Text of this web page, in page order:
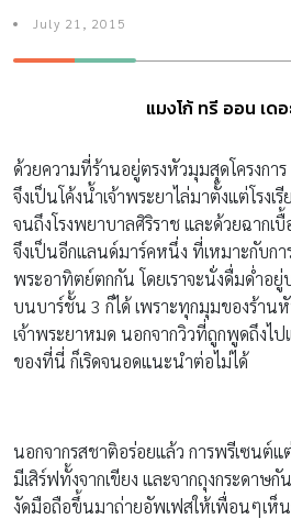
July 21, 2015
แมงโก้ ทรี ออน เดอ
ด้วยความที่ร้านอยู่ตรงหัวมุมสุดโครงกา
จึงเป็นโค้งน้ำเจ้าพระยาไล่มาตั้งแต่โรง
จนถึงโรงพยาบาลศิริราช และด้วยฉาก
จึงเป็นอีกแลนด์มาร์คหนึ่ง ที่เหมาะกับก
พระอาทิตย์ตกกัน โดยเราจะนั่งดื่มด่ำอ
บนบาร์ชั้น 3 ก็ได้ เพราะทุกมุมของร้า
เจ้าพระยาหมด นอกจากวิวที่ถูกพูดถึงไป
ของที่นี่ ก็เริดจนอดแนะนำต่อไม่ได้
นอกจากรสชาติอร่อยแล้ว การพรีเซนต์แ
มีเสิร์ฟทั้งจากเขียง และจากถุงกระดาษกั
งัดมือถือขึ้นมาถ่ายอัพเฟสให้เพื่อนๆเห็